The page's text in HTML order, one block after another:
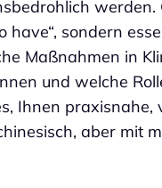
werden.
sondern
Maßnahmen in
und welche
Ihnen praxisnahe,
aber mit